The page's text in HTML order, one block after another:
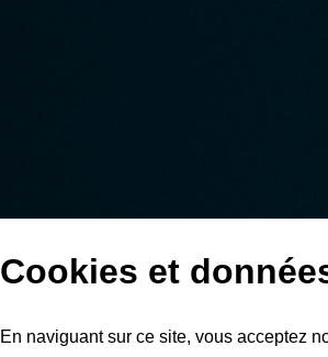
Cookies et
En naviguant sur ce site, vous acceptez